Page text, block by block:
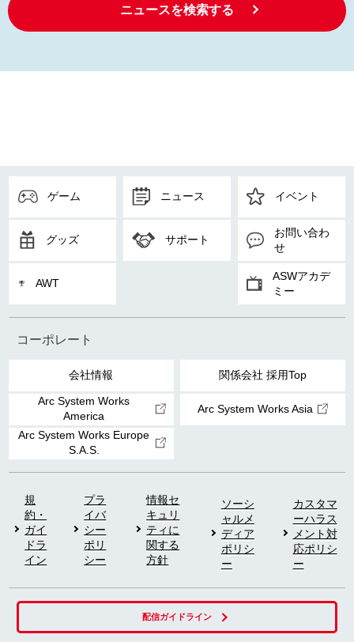
ニュースを検索する
ゲーム ニュース イベント
グッズ サポート
お問い合わ
せ
AWT
ASWアカデ
ミー
コーポレート
会社情報 関係会社 採用Top
Arc System Works
America
Arc System Works Asia
Arc System Works Europe
S.A.S.
規
約・
ガイ
ドラ
イン
プラ
イバ
シー
ポリ
シー
情報セ
キュリ
ティに
関する
方針
ソーシ
ャルメ
ディア
ポリシ
ー
カスタマ
ーハラス
メント対
応ポリシ
ー
配信ガイドライン